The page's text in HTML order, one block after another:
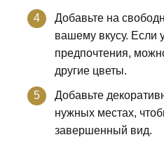
Добавьте на
вашему вкусу. Если
предпочтения,
другие цветы.
Добавьте
нужных местах,
завершенный вид.